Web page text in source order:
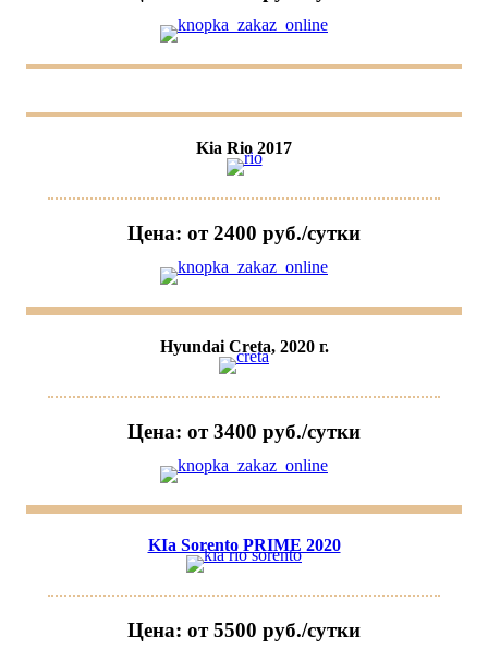
Kia Rio 2017
Цена: от 2400 руб./сутки
Hyundai Creta, 2020 г.
Цена: от 3400 руб./сутки
KIa Sorento PRIME 2020
Цена: от 5500 руб./сутки